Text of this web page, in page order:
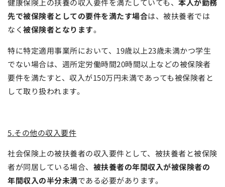
健康保険上の扶養の収入要件を満たしていても、 本人が勤務
先で被保険者としての要件を満たす場合は、被扶養者では
なく被保険者となります。
特に特定適用事業所において、19歳以上23歳未満かつ学生
でない場合は、週所定労働時間20時間以上などの被保険者
要件を満たすと、収入が150万円未満であっても被保険者と
して取り扱われます。
5.その他の収入要件
社会保険上の被扶養者の収入要件として、被扶養者と被保険
者が同居している場合、 被扶養者の年間収入が被保険者の
年間収入の半分未満である必要があります。